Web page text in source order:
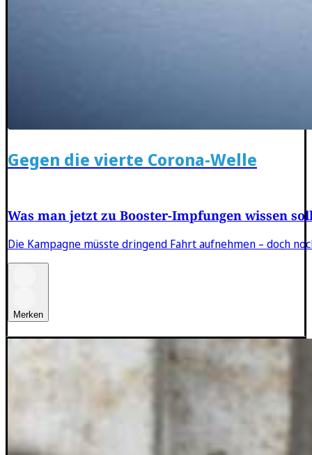
Gegen die vierte Corona-Welle
Was man jetzt zu Booster-Impfungen wissen
Die Kampagne müsste dringend Fahrt aufnehmen – doch
Merken